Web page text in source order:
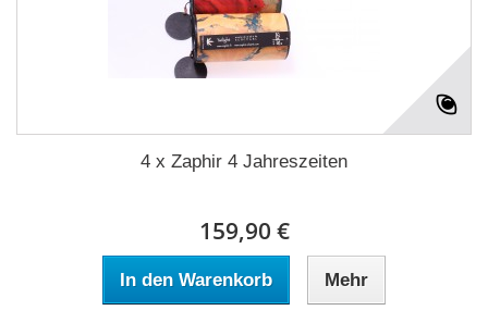
4 x Zaphir 4 Jahreszeiten
159,90 €
In den Warenkorb Mehr